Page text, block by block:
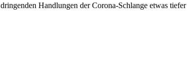
Handlungen der Corona-Schlange etwas